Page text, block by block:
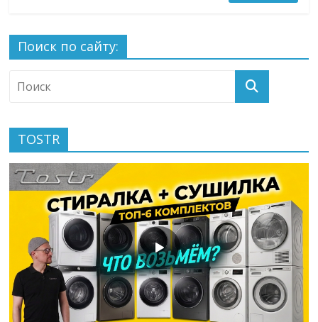
Поиск по сайту:
TOSTR